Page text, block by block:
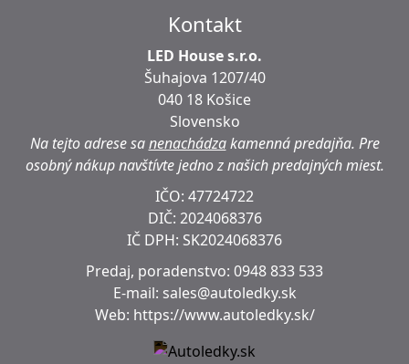
Kontakt
LED House s.r.o.
Šuhajova 1207/40
040 18 Košice
Slovensko
Na tejto adrese sanenachádzakamenná predajňa. Pre
osobný nákup navštívte jedno z našich predajných miest.
IČO: 47724722
DIČ: 2024068376
IČ DPH: SK2024068376
Predaj, poradenstvo: 0948 833 533
E-mail: sales@autoledky.sk
Web: https://www.autoledky.sk/